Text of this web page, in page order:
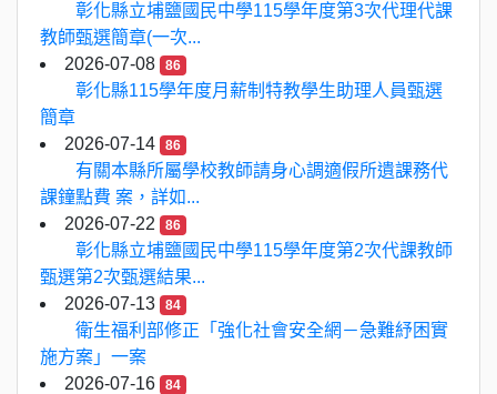
彰化縣立埔鹽國民中學115學年度第3次代理代課
教師甄選簡章(一次...
2026-07-08
86
彰化縣115學年度月薪制特教學生助理人員甄選
簡章
2026-07-14
86
有關本縣所屬學校教師請身心調適假所遺課務代
課鐘點費 案，詳如...
2026-07-22
86
彰化縣立埔鹽國民中學115學年度第2次代課教師
甄選第2次甄選結果...
2026-07-13
84
衛生福利部修正「強化社會安全網－急難紓困實
施方案」一案
2026-07-16
84